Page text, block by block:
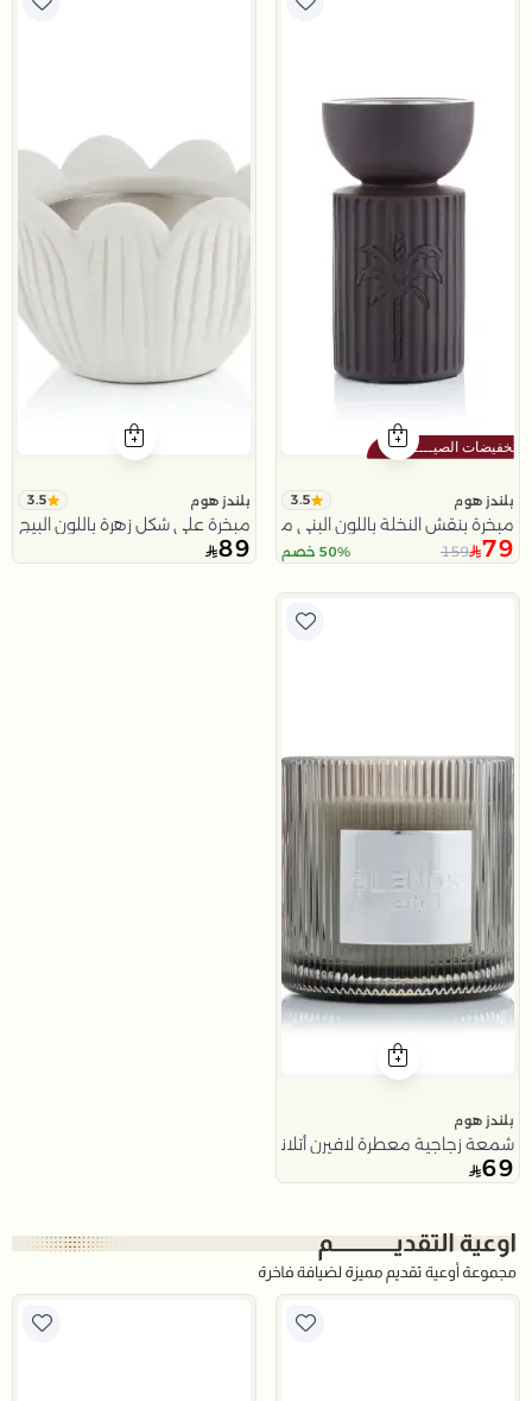
بلندز هوم 3.5
مبخرة بنقش النخلة باللون البني من نقاء
79
159 50% خصم
بلندز هوم 3.5
مبخرة على شكل زهرة باللون البيج
89
بلندز هوم
شمعة زجاجية معطرة لافيرن أتلانتس 400 غرام من نقاء
69